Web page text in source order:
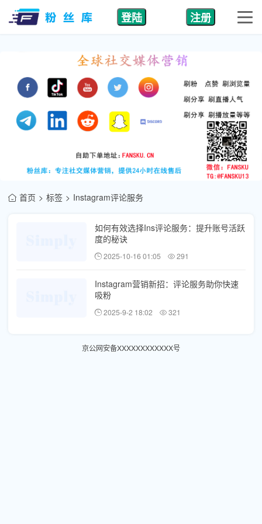
登陆 注册
首页 标签 Instagram评论服务
如何有效选择Ins评论服务：提升账号活跃
度的秘诀
2025-10-16 01:05 291
Instagram营销新招：评论服务助你快速
吸粉
2025-9-2 18:02 321
京公网安备XXXXXXXXXXXX号